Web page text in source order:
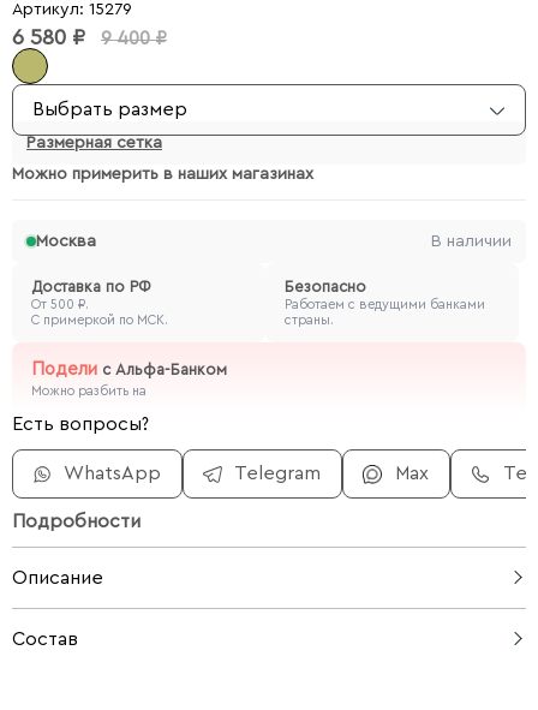
Артикул: 15279
6 580 ₽ 9 400 ₽
Выбрать размер
Размерная сетка
Можно примерить в наших магазинах
Москва В наличии
Доставка по РФ
От 500 ₽.
С примеркой по МСК.
Безопасно
Работаем с ведущими банками
страны.
Подели с Альфа-Банком
Можно разбить на
Есть вопросы?
WhatsApp Telegram Max
Подробности
Описание
Сарафан с выразительным цветочным принтом и
Состав